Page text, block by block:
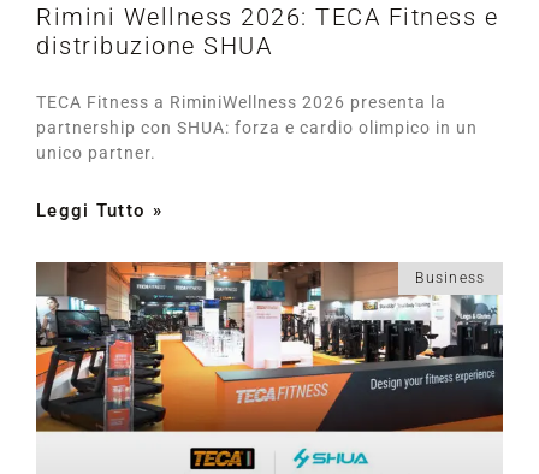
Rimini Wellness 2026: TECA Fitness e
distribuzione SHUA
TECA Fitness a RiminiWellness 2026 presenta la
partnership con SHUA: forza e cardio olimpico in un
unico partner.
Leggi Tutto »
Business